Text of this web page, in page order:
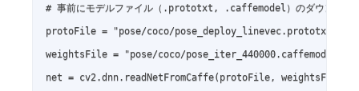
# 事前にモデルファイル（.prototxt, .caffemodel）のダウンロー
protoFile = "pose/coco/pose_deploy_linevec.prototxt"
weightsFile = "pose/coco/pose_iter_440000.caffemodel"
net = cv2.dnn.readNetFromCaffe(protoFile, weightsFile)